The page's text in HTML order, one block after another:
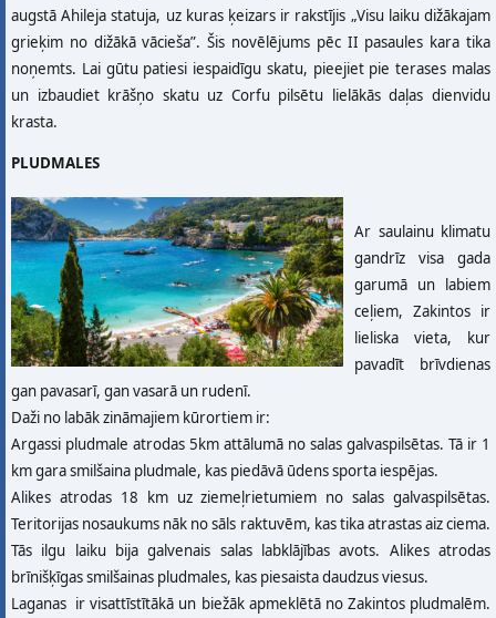
augstā Ahileja statuja, uz kuras ķeizars ir rakstījis „Visu laiku dižākajam
grieķim no dižākā vācieša”. Šis novēlējums pēc II pasaules kara tika
noņemts. Lai gūtu patiesi iespaidīgu skatu, pieejiet pie terases malas
un izbaudiet krāšņo skatu uz Corfu pilsētu lielākās daļas dienvidu
krasta.
PLUDMALES
Ar saulainu klimatu
gandrīz visa gada
garumā un labiem
ceļiem, Zakintos ir
lieliska vieta, kur
pavadīt brīvdienas
gan pavasarī, gan vasarā un rudenī.
Daži no labāk zināmajiem kūrortiem ir:
Argassi pludmale atrodas 5km attālumā no salas galvaspilsētas. Tā ir 1
km gara smilšaina pludmale, kas piedāvā ūdens sporta iespējas.
Alikes atrodas 18 km uz ziemeļrietumiem no salas galvaspilsētas.
Teritorijas nosaukums nāk no sāls raktuvēm, kas tika atrastas aiz ciema.
Tās ilgu laiku bija galvenais salas labklājības avots. Alikes atrodas
brīnišķīgas smilšainas pludmales, kas piesaista daudzus viesus.
Laganas ir visattīstītākā un biežāk apmeklētā no Zakintos pludmalēm.